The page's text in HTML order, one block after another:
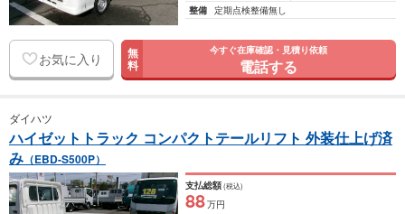
整備 定期点検整備無し
お気に入り 無
料
今すぐ在庫確認・見積り依頼
電話する
ダイハツ
ハイゼットトラック コンパクトテールリフト 外装仕上げ済
み （EBD-S500P）
支払総額(税込)
88万円